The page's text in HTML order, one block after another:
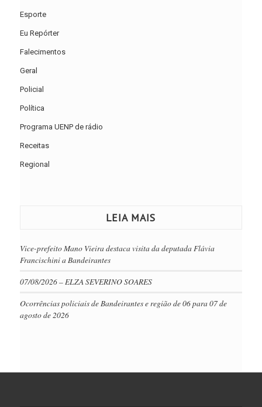
Esporte
Eu Repórter
Falecimentos
Geral
Policial
Política
Programa UENP de rádio
Receitas
Regional
LEIA MAIS
Vice-prefeito Mano Vieira destaca visita da deputada Flávia
Francischini a Bandeirantes
07/08/2026 – ELZA SEVERINO SOARES
Ocorrências policiais de Bandeirantes e região de 06 para 07 de
agosto de 2026